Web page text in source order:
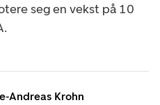
seg en vekst på 10
Andreas Krohn